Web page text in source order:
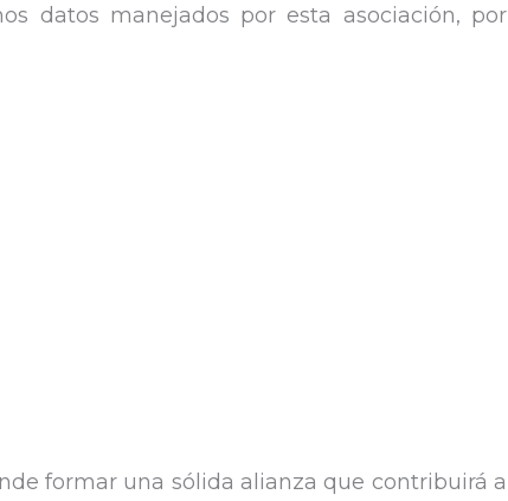
datos manejados por esta asociación, por
formar una sólida alianza que contribuirá a